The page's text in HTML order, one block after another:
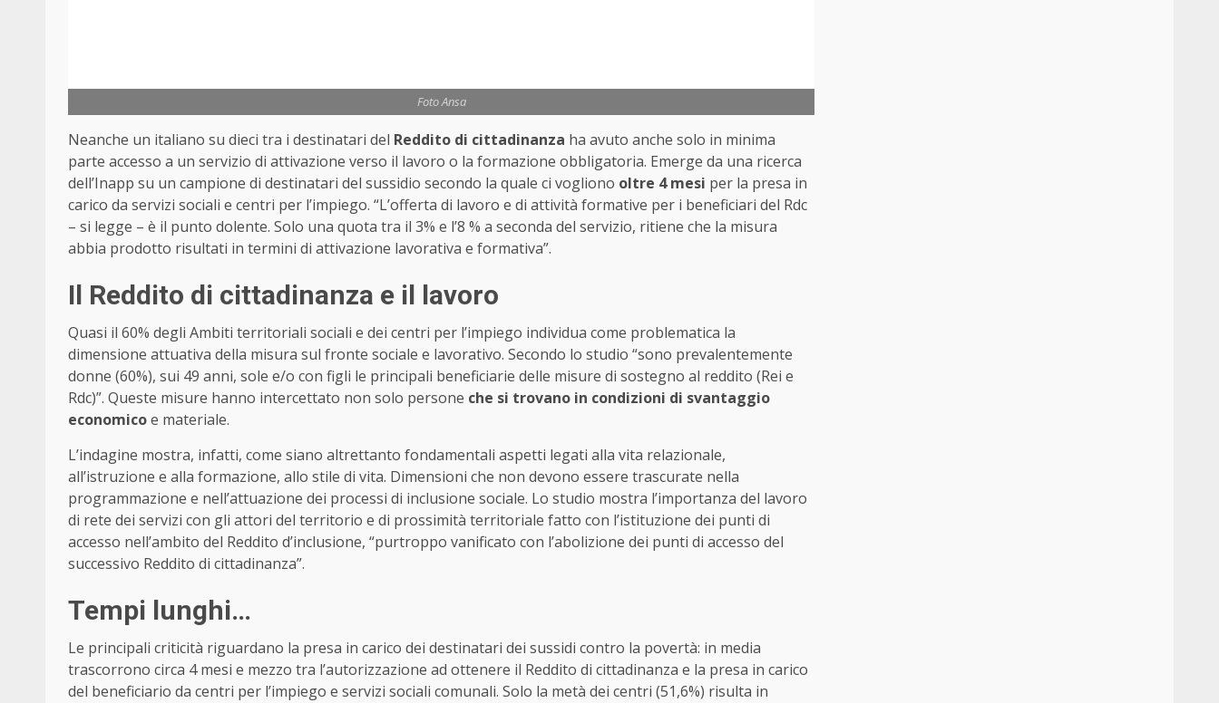
Foto Ansa
Neanche un italiano su dieci tra i destinatari del Reddito di cittadinanza ha avuto anche solo in minima
parte accesso a un servizio di attivazione verso il lavoro o la formazione obbligatoria. Emerge da una ricerca
dell’Inapp su un campione di destinatari del sussidio secondo la quale ci vogliono oltre 4 mesi per la presa in
carico da servizi sociali e centri per l’impiego. “L’offerta di lavoro e di attività formative per i beneficiari del Rdc
– si legge – è il punto dolente. Solo una quota tra il 3% e l’8 % a seconda del servizio, ritiene che la misura
abbia prodotto risultati in termini di attivazione lavorativa e formativa”.
Il Reddito di cittadinanza e il lavoro
Quasi il 60% degli Ambiti territoriali sociali e dei centri per l’impiego individua come problematica la
dimensione attuativa della misura sul fronte sociale e lavorativo. Secondo lo studio “sono prevalentemente
donne (60%), sui 49 anni, sole e/o con figli le principali beneficiarie delle misure di sostegno al reddito (Rei e
Rdc)”. Queste misure hanno intercettato non solo persone che si trovano in condizioni di svantaggio
economicoe materiale.
L’indagine mostra, infatti, come siano altrettanto fondamentali aspetti legati alla vita relazionale,
all’istruzione e alla formazione, allo stile di vita. Dimensioni che non devono essere trascurate nella
programmazione e nell’attuazione dei processi di inclusione sociale. Lo studio mostra l’importanza del lavoro
di rete dei servizi con gli attori del territorio e di prossimità territoriale fatto con l’istituzione dei punti di
accesso nell’ambito del Reddito d’inclusione, “purtroppo vanificato con l’abolizione dei punti di accesso del
successivo Reddito di cittadinanza”.
Tempi lunghi…
Le principali criticità riguardano la presa in carico dei destinatari dei sussidi contro la povertà: in media
trascorrono circa 4 mesi e mezzo tra l’autorizzazione ad ottenere il Reddito di cittadinanza e la presa in carico
del beneficiario da centri per l’impiego e servizi sociali comunali. Solo la metà dei centri (51,6%) risulta in